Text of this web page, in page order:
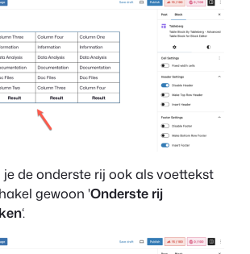
je de onderste rij ook als voettekst
gewoon 'Onderste rij
‘.